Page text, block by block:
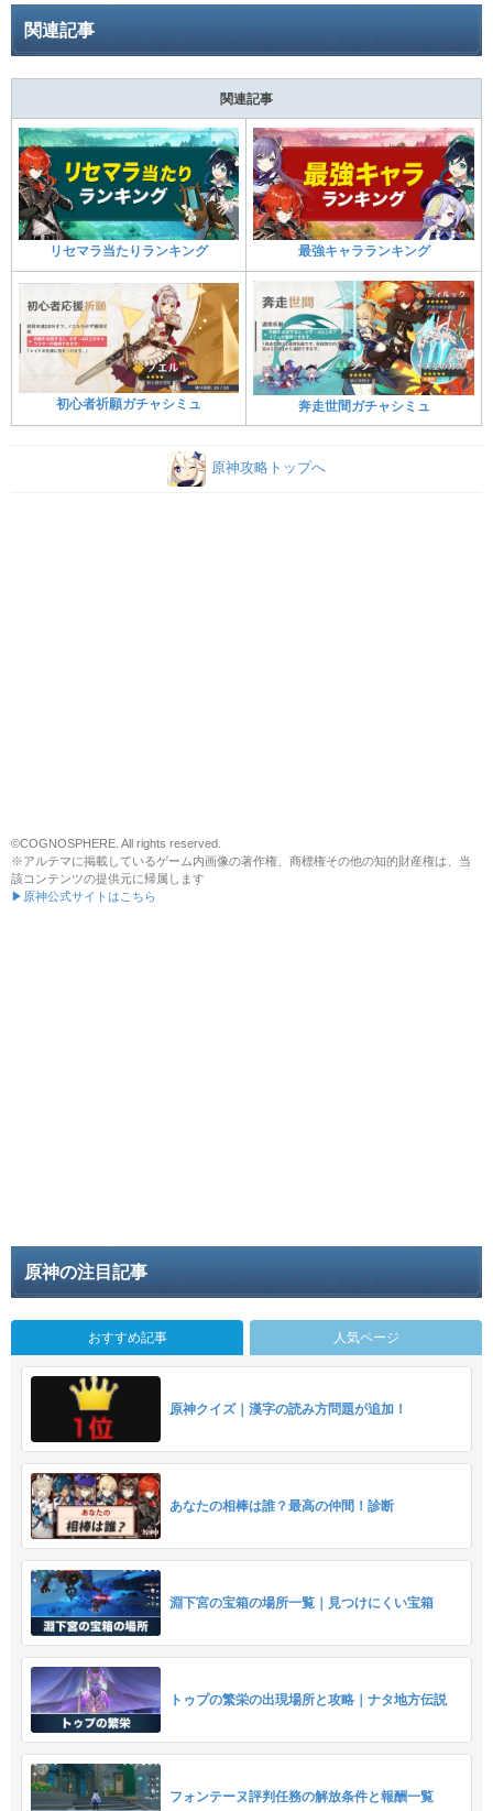
関連記事
関連記事
リセマラ当たりランキング 最強キャラランキング
初心者祈願ガチャシミュ 奔走世間ガチャシミュ
原神攻略トップへ
©COGNOSPHERE. All rights reserved.
※アルテマに掲載しているゲーム内画像の著作権、商標権その他の知的財産権は、当
該コンテンツの提供元に帰属します
▶原神公式サイトはこちら
原神の注目記事
おすすめ記事 人気ページ
原神クイズ｜漢字の読み方問題が追加！
あなたの相棒は誰？最高の仲間！診断
淵下宮の宝箱の場所一覧｜見つけにくい宝箱
トゥプの繁栄の出現場所と攻略｜ナタ地方伝説
フォンテーヌ評判任務の解放条件と報酬一覧